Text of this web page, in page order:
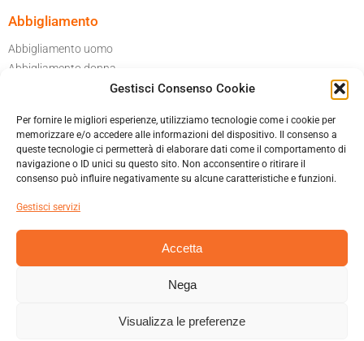
Gestisci Consenso Cookie
Per fornire le migliori esperienze, utilizziamo tecnologie come i cookie per
memorizzare e/o accedere alle informazioni del dispositivo. Il consenso a
queste tecnologie ci permetterà di elaborare dati come il comportamento di
navigazione o ID unici su questo sito. Non acconsentire o ritirare il
consenso può influire negativamente su alcune caratteristiche e funzioni.
Gestisci servizi
Accetta
Nega
Visualizza le preferenze
Abbigliamento
Abbigliamento uomo
Abbigliamento donna
Caschi
Informatica privacy
Condizioni generali di vendita
GAZZADA SCHIANNO (VA)
+390332 332663 – INFO@HARLEY-DAVIDSON-VARESE.COM – P.IVA